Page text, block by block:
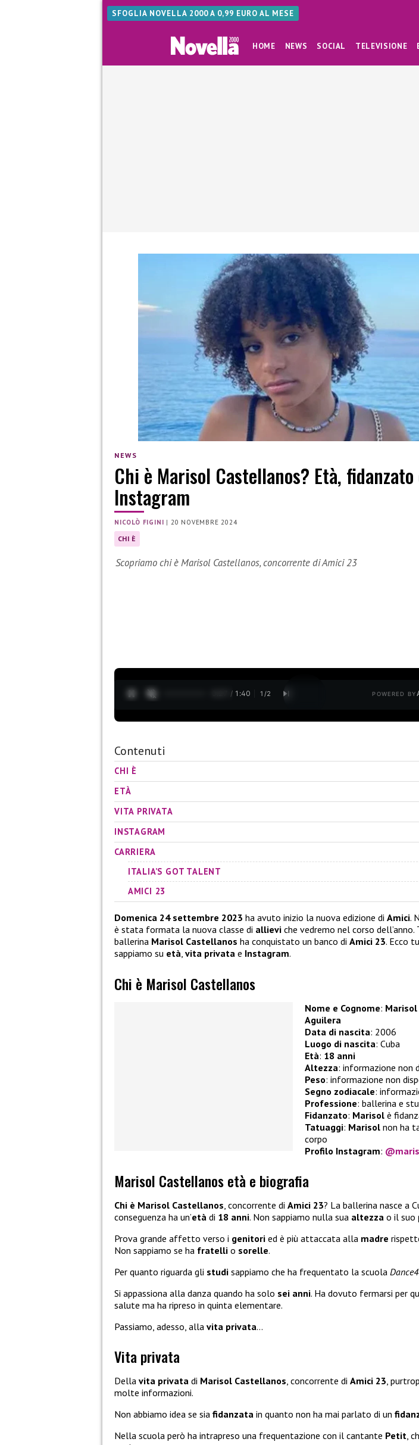
SFOGLIA NOVELLA 2000 A 0,99 EURO AL MESE
HOME NEWS SOCIAL TELEVISIONE
NEWS
Chi è Marisol Castellanos? Età, fidanzato
Instagram
NICOLÒ FIGINI | 20 NOVEMBRE 2024
CHI È
Scopriamo chi è Marisol Castellanos, concorrente di Amici 23
0:28 / 1:40 1 /2 POWERED BY
Contenuti
CHI È
ETÀ
VITA PRIVATA
INSTAGRAM
CARRIERA
ITALIA’S GOT TALENT
AMICI 23
Domenica 24 settembre 2023 ha avuto inizio la nuova edizione di Amici.
è stata formata la nuova classe di allievi che vedremo nel corso dell’anno.
ballerina Marisol Castellanos ha conquistato un banco di Amici 23. Ecco
sappiamo su età, vita privata e Instagram.
Chi è Marisol Castellanos
Nome e Cognome:
Aguilera
Data di nascita: 2006
Luogo di nascita: Cuba
Età: 18 anni
Altezza: informazione non
Peso: informazione non
Segno zodiacale:
Professione: ballerina e
Fidanzato: Marisol è
Tatuaggi: Marisol non ha
corpo
Profilo Instagram:
Marisol Castellanos età e biografia
Chi è Marisol Castellanos , concorrente di Amici 23? La ballerina nasce a
conseguenza ha un’età di 18 anni. Non sappiamo nulla sua altezza o il suo
Prova grande affetto verso i genitori ed è più attaccata alla madre
Non sappiamo se ha fratelli o sorelle.
Per quanto riguarda gli studi sappiamo che ha frequentato la scuola Dance4
Si appassiona alla danza quando ha solo sei anni. Ha dovuto fermarsi per
salute ma ha ripreso in quinta elementare.
Passiamo, adesso, alla vita privata…
Vita privata
Della vita privata di Marisol Castellanos , concorrente di Amici 23 ,
molte informazioni.
Non abbiamo idea se sia fidanzata in quanto non ha mai parlato di un
Nella scuola però ha intrapreso una frequentazione con il cantante Petit ,